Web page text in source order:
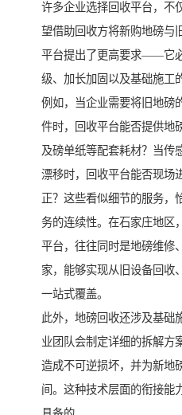
许多企业选择回收平台，不
望借助回收方将新购地磅与
平台提出了更高要求——它
级、加长加固以及基础施工
例如，当企业需要将旧地磅
件时，回收平台能否提供地
及磅单纸等配套耗材？当传
漂移时，回收平台能否现场
正？这些看似细节的服务，
务的连续性。在石家庄地区
平台，往往同时是地磅维修
家，能够实现从旧设备回收
一站式覆盖。
此外，地磅回收还涉及基础
业团队会制定详细的拆解方
造成不可逆损坏，并为新地
间。这种技术层面的衔接能